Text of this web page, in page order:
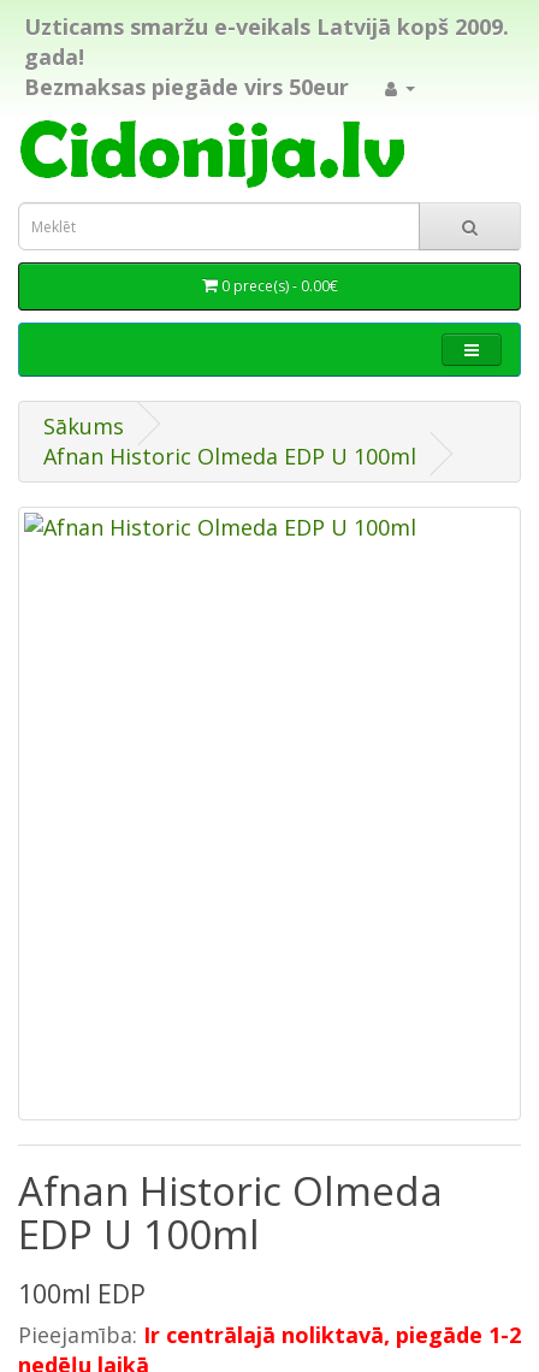
Uzticams smaržu e-veikals Latvijā kopš 2009.
gada!
Bezmaksas piegāde virs 50eur
0 prece(s) - 0.00€
Sākums
Afnan Historic Olmeda EDP U 100ml
Afnan Historic Olmeda
EDP U 100ml
100ml EDP
Pieejamība: Ir centrālajā noliktavā, piegāde 1-2
nedēļu laikā